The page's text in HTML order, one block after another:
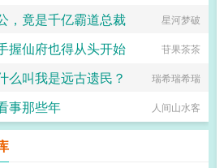
，竟是千亿霸道总裁 星河梦破
握仙府也得从头开始 苷果茶茶
么叫我是远古遗民？ 瑞希瑞希瑞
事那些年 人间山水客